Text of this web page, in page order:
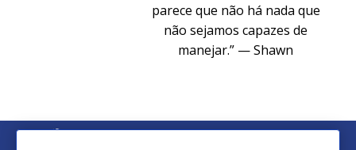
parece que não há nada que
não sejamos capazes de
manejar.” — Shawn